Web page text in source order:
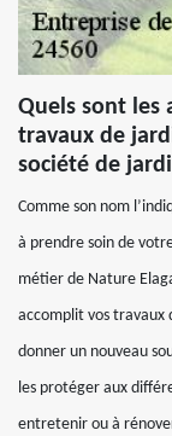
Quels sont les
travaux de
société de
Comme son nom
à prendre soin de
métier de Nature
accomplit vos travaux
donner un nouveau
les protéger aux
entretenir ou à